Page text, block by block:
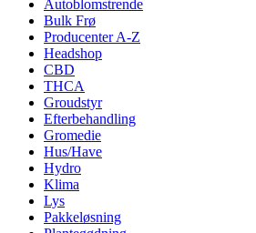
Autoblomstrende
Bulk Frø
Producenter A-Z
Headshop
CBD
THCA
Groudstyr
Efterbehandling
Gromedie
Hus/Have
Hydro
Klima
Lys
Pakkeløsning